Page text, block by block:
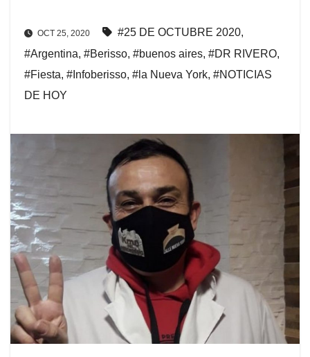
OCT 25, 2020 #25 DE OCTUBRE 2020,
#Argentina, #Berisso, #buenos aires, #DR RIVERO,
#Fiesta, #Infoberisso, #la Nueva York, #NOTICIAS
DE HOY